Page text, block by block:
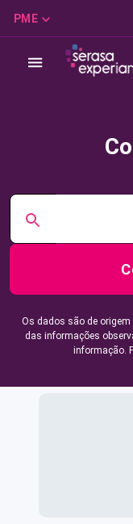
PME
Os dados são de
das informações
informação.